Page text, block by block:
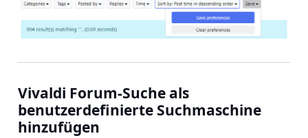
Vivaldi Forum-Suche als
benutzerdefinierte Suchmaschine
hinzufügen